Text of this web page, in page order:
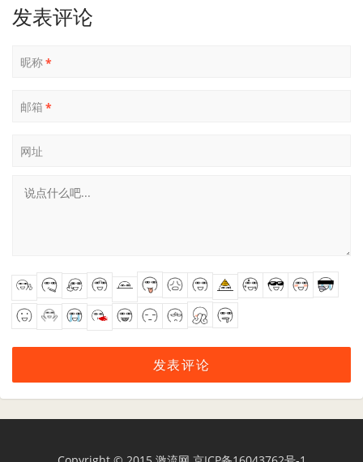
发表评论
昵称*
邮箱 *
网址